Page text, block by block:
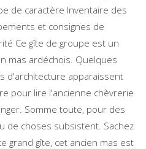
de caractère Inventaire des
et consignes de
Ce gîte de groupe est un
mas ardéchois. Quelques
d'architecture apparaissent
pour lire l'ancienne chèvrerie
Somme toute, pour des
de choses subsistent. Sachez
grand gîte, cet ancien mas est